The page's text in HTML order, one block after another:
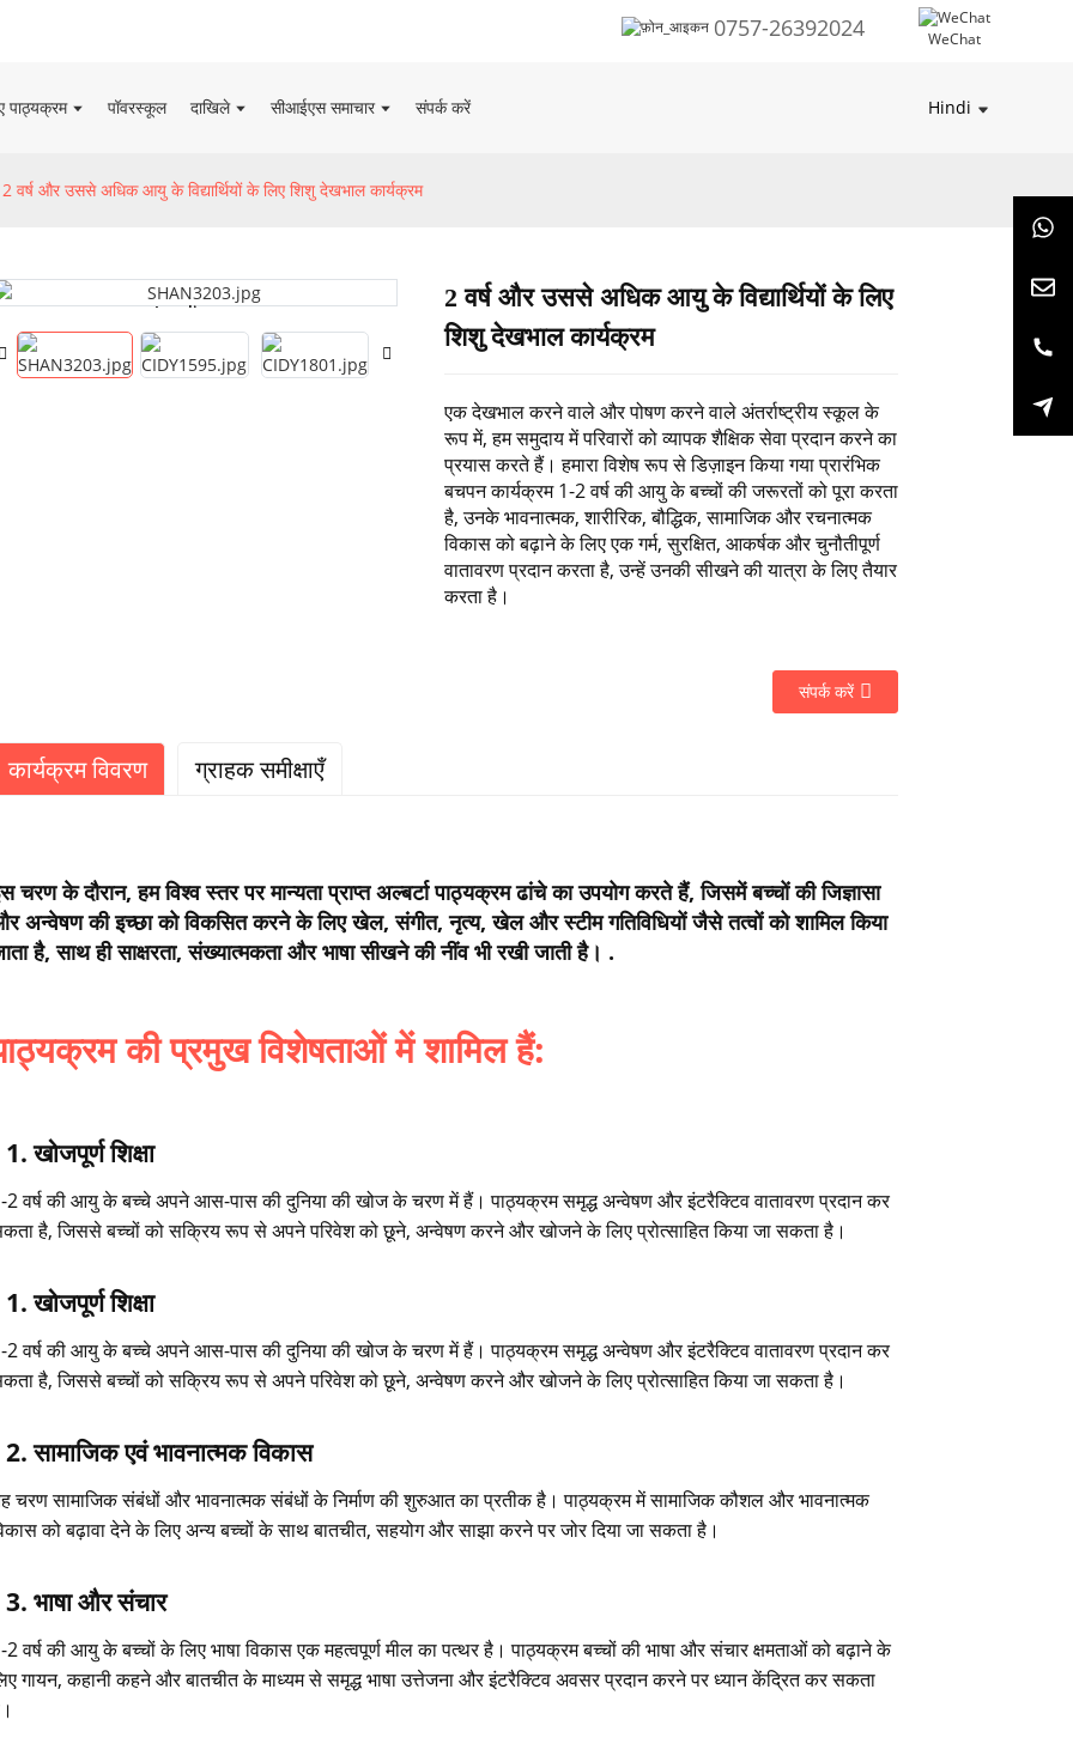
0757-26392024 WeChat
पाठ्यक्रम पॉवरस्कूल दाखिले सीआईएस समाचार संपर्क करें Hindi
2 वर्ष और उससे अधिक आयु के विद्यार्थियों के लिए शिशु देखभाल कार्यक्रम
Loading...
Loading... Loading...
Loading...
2 वर्ष और उससे अधिक आयु के विद्यार्थियों के लिए
शिशु देखभाल कार्यक्रम
एक देखभाल करने वाले और पोषण करने वाले अंतर्राष्ट्रीय स्कूल के
रूप में, हम समुदाय में परिवारों को व्यापक शैक्षिक सेवा प्रदान करने का
प्रयास करते हैं। हमारा विशेष रूप से डिज़ाइन किया गया प्रारंभिक
बचपन कार्यक्रम 1-2 वर्ष की आयु के बच्चों की जरूरतों को पूरा करता
है, उनके भावनात्मक, शारीरिक, बौद्धिक, सामाजिक और रचनात्मक
विकास को बढ़ाने के लिए एक गर्म, सुरक्षित, आकर्षक और चुनौतीपूर्ण
वातावरण प्रदान करता है, उन्हें उनकी सीखने की यात्रा के लिए तैयार
करता है।
संपर्क करें
कार्यक्रम विवरण ग्राहक समीक्षाएँ
चरण के दौरान, हम विश्व स्तर पर मान्यता प्राप्त अल्बर्टा पाठ्यक्रम ढांचे का उपयोग करते हैं, जिसमें बच्चों की जिज्ञासा
अन्वेषण की इच्छा को विकसित करने के लिए खेल, संगीत, नृत्य, खेल और स्टीम गतिविधियों जैसे तत्वों को शामिल किया
है, साथ ही साक्षरता, संख्यात्मकता और भाषा सीखने की नींव भी रखी जाती है। .
की प्रमुख विशेषताओं में शामिल हैं:
1. खोजपूर्ण शिक्षा
2 वर्ष की आयु के बच्चे अपने आस-पास की दुनिया की खोज के चरण में हैं। पाठ्यक्रम समृद्ध अन्वेषण और इंटरैक्टिव वातावरण प्रदान कर
है, जिससे बच्चों को सक्रिय रूप से अपने परिवेश को छूने, अन्वेषण करने और खोजने के लिए प्रोत्साहित किया जा सकता है।
1. खोजपूर्ण शिक्षा
2 वर्ष की आयु के बच्चे अपने आस-पास की दुनिया की खोज के चरण में हैं। पाठ्यक्रम समृद्ध अन्वेषण और इंटरैक्टिव वातावरण प्रदान कर
है, जिससे बच्चों को सक्रिय रूप से अपने परिवेश को छूने, अन्वेषण करने और खोजने के लिए प्रोत्साहित किया जा सकता है।
2. सामाजिक एवं भावनात्मक विकास
चरण सामाजिक संबंधों और भावनात्मक संबंधों के निर्माण की शुरुआत का प्रतीक है। पाठ्यक्रम में सामाजिक कौशल और भावनात्मक
को बढ़ावा देने के लिए अन्य बच्चों के साथ बातचीत, सहयोग और साझा करने पर जोर दिया जा सकता है।
3. भाषा और संचार
2 वर्ष की आयु के बच्चों के लिए भाषा विकास एक महत्वपूर्ण मील का पत्थर है। पाठ्यक्रम बच्चों की भाषा और संचार क्षमताओं को बढ़ाने के
गायन, कहानी कहने और बातचीत के माध्यम से समृद्ध भाषा उत्तेजना और इंटरैक्टिव अवसर प्रदान करने पर ध्यान केंद्रित कर सकता